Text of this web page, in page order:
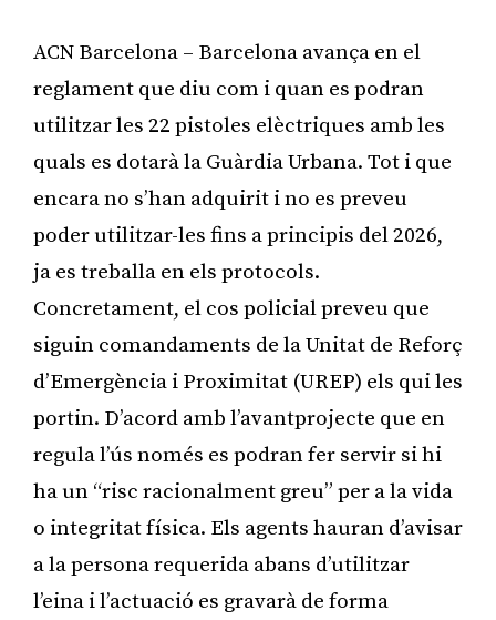
ACN Barcelona – Barcelona avança en el
reglament que diu com i quan es podran
utilitzar les 22 pistoles elèctriques amb les
quals es dotarà la Guàrdia Urbana. Tot i que
encara no s’han adquirit i no es preveu
poder utilitzar-les fins a principis del 2026,
ja es treballa en els protocols.
Concretament, el cos policial preveu que
siguin comandaments de la Unitat de Reforç
d’Emergència i Proximitat (UREP) els qui les
portin. D’acord amb l’avantprojecte que en
regula l’ús només es podran fer servir si hi
ha un “risc racionalment greu” per a la vida
o integritat física. Els agents hauran d’avisar
a la persona requerida abans d’utilitzar
l’eina i l’actuació es gravarà de forma